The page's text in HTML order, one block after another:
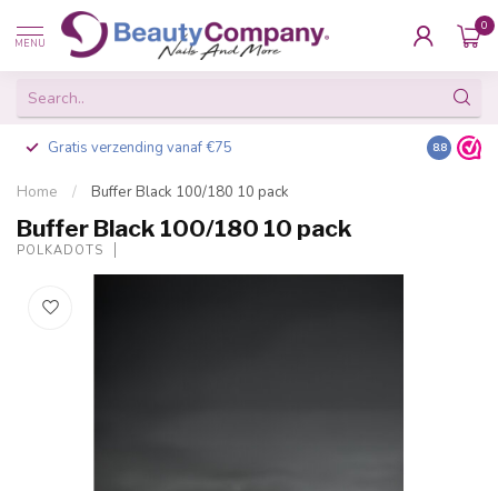
MENU
0
Gratis verzending vanaf €75 Besteld
8.8
Home / Buffer Black 100/180 10 pack
Buffer Black 100/180 10 pack
POLKADOTS